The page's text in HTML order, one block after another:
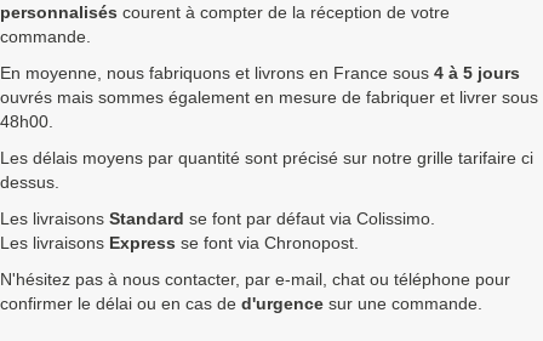
100 1,20 € 1,44 € 144,00 €
500 0,84 € 1,01 € 504,00 €
1000
1750 0,88 €
2500 0,71 € 0,85 € 2 130,00 €
personnalisés courent à compter de la réception de votre
commande.
En moyenne, nous fabriquons et livrons en France sous 4 à 5 jours
ouvrés mais sommes également en mesure de fabriquer et livrer sous
48h00.
Les délais moyens par quantité sont précisé sur notre grille tarifaire ci
dessus.
Les livraisons Standard se font par défaut via Colissimo.
Les livraisons Express se font via Chronopost.
N'hésitez pas à nous contacter, par e-mail, chat ou téléphone pour
confirmer le délai ou en cas de d'urgence sur une commande.